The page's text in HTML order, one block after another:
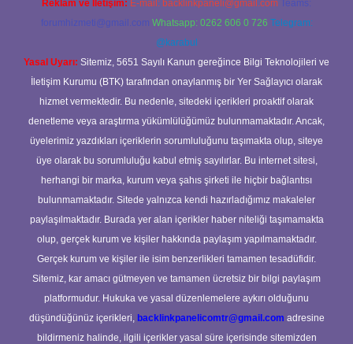
Reklam ve İletişim: E-mail: backlinkpaneli@gmail.com Teams:
forumhizmeti@gmail.com Whatsapp: 0262 606 0 726 Telegram:
@karabul
Yasal Uyarı: Sitemiz, 5651 Sayılı Kanun gereğince Bilgi Teknolojileri ve
İletişim Kurumu (BTK) tarafından onaylanmış bir Yer Sağlayıcı olarak
hizmet vermektedir. Bu nedenle, sitedeki içerikleri proaktif olarak
denetleme veya araştırma yükümlülüğümüz bulunmamaktadır. Ancak,
üyelerimiz yazdıkları içeriklerin sorumluluğunu taşımakta olup, siteye
üye olarak bu sorumluluğu kabul etmiş sayılırlar. Bu internet sitesi,
herhangi bir marka, kurum veya şahıs şirketi ile hiçbir bağlantısı
bulunmamaktadır. Sitede yalnızca kendi hazırladığımız makaleler
paylaşılmaktadır. Burada yer alan içerikler haber niteliği taşımamakta
olup, gerçek kurum ve kişiler hakkında paylaşım yapılmamaktadır.
Gerçek kurum ve kişiler ile isim benzerlikleri tamamen tesadüfidir.
Sitemiz, kar amacı gütmeyen ve tamamen ücretsiz bir bilgi paylaşım
platformudur. Hukuka ve yasal düzenlemelere aykırı olduğunu
düşündüğünüz içerikleri, backlinkpanelicomtr@gmail.com adresine
bildirmeniz halinde, ilgili içerikler yasal süre içerisinde sitemizden